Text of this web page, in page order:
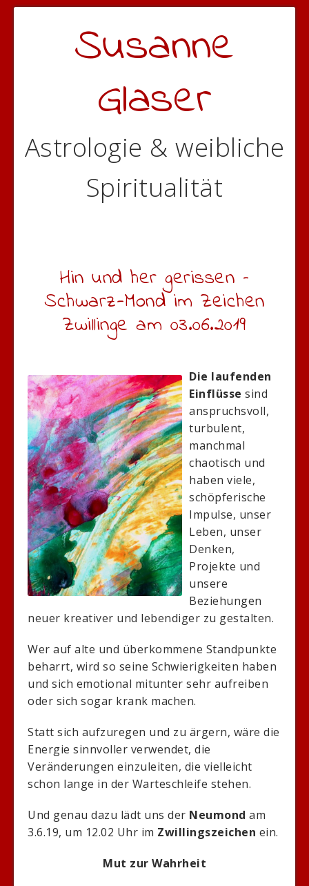
Susanne
Glaser
Astrologie & weibliche
Spiritualität
Hin und her gerissen –
Schwarz-Mond im Zeichen
Zwillinge am 03.06.2019
Die laufenden
Einflüsse sind
anspruchsvoll,
turbulent,
manchmal
chaotisch und
haben viele,
schöpferische
Impulse, unser
Leben, unser
Denken,
Projekte und
unsere
Beziehungen
neuer kreativer und lebendiger zu gestalten.
Wer auf alte und überkommene Standpunkte
beharrt, wird so seine Schwierigkeiten haben
und sich emotional mitunter sehr aufreiben
oder sich sogar krank machen.
Statt sich aufzuregen und zu ärgern, wäre die
Energie sinnvoller verwendet, die
Veränderungen einzuleiten, die vielleicht
schon lange in der Warteschleife stehen.
Und genau dazu lädt uns der Neumond am
3.6.19, um 12.02 Uhr im Zwillingszeichen ein.
Mut zur Wahrheit